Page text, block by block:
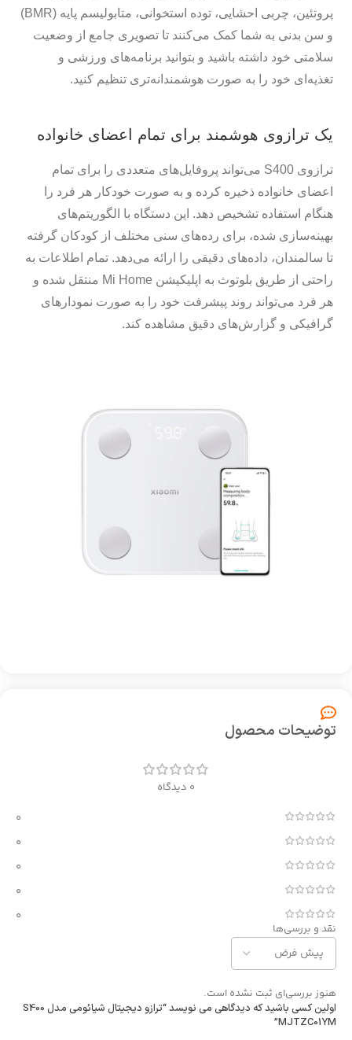
پروتئین، چربی احشایی، توده استخوانی، متابولیسم پایه (BMR)
و سن بدنی به شما کمک می‌کنند تا تصویری جامع از وضعیت
سلامتی خود داشته باشید و بتوانید برنامه‌های ورزشی و
تغذیه‌ای خود را به صورت هوشمندانه‌تری تنظیم کنید.
یک ترازوی هوشمند برای تمام اعضای خانواده
ترازوی S400 می‌تواند پروفایل‌های متعددی را برای تمام
اعضای خانواده ذخیره کرده و به صورت خودکار هر فرد را
هنگام استفاده تشخیص دهد. این دستگاه با الگوریتم‌های
بهینه‌سازی شده، برای رده‌های سنی مختلف از کودکان گرفته
تا سالمندان، داده‌های دقیقی را ارائه می‌دهد. تمام اطلاعات به
راحتی از طریق بلوتوث به اپلیکیشن Mi Home منتقل شده و
هر فرد می‌تواند روند پیشرفت خود را به صورت نمودارهای
گرافیکی و گزارش‌های دقیق مشاهده کند.
توضیحات محصول
0 دیدگاه
0
0
0
0
0
نقد و بررسی‌ها
هنوز بررسی‌ای ثبت نشده است.
اولین کسی باشید که دیدگاهی می نویسد “ترازو دیجیتال شیائومی مدل S400
MJTZC01YM”